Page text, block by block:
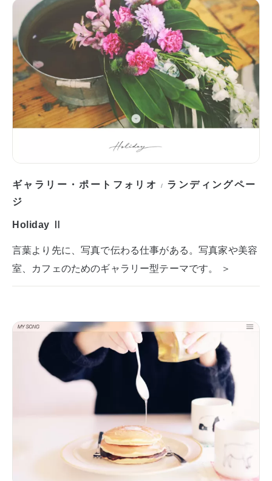
ギャラリー・ポートフォリオ / ランディングペー
ジ
Holiday Ⅱ
言葉より先に、写真で伝わる仕事がある。写真家や美容
室、カフェのためのギャラリー型テーマです。 ＞